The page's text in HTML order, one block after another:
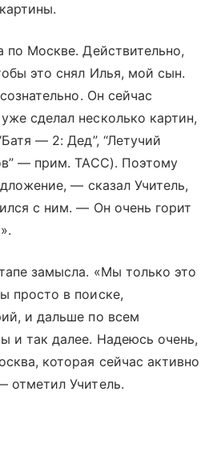
по Москве. Действительно,
это снял Илья, мой сын.
Он сейчас
сделал несколько картин,
— 2: Дед”, “Летучий
— прим. ТАСС). Поэтому
— сказал Учитель,
с ним. — Он очень горит
замысла. «Мы только это
просто в поиске,
и дальше по всем
и так далее. Надеюсь очень,
которая сейчас активно
отметил Учитель.